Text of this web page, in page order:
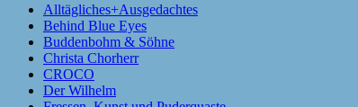
Alltägliches+Ausgedachtes
Behind Blue Eyes
Buddenbohm & Söhne
Christa Chorherr
CROCO
Der Wilhelm